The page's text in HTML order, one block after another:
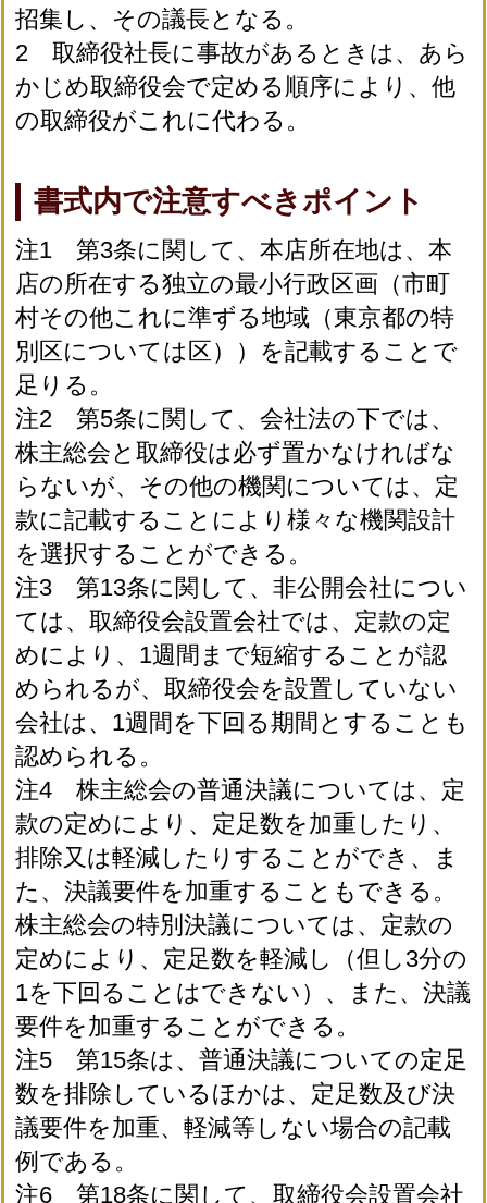
招集し、その議長となる。
2 取締役社長に事故があるときは、あら
かじめ取締役会で定める順序により、他
の取締役がこれに代わる。
書式内で注意すべきポイント
注1 第3条に関して、本店所在地は、本
店の所在する独立の最小行政区画（市町
村その他これに準ずる地域（東京都の特
別区については区））を記載することで
足りる。
注2 第5条に関して、会社法の下では、
株主総会と取締役は必ず置かなければな
らないが、その他の機関については、定
款に記載することにより様々な機関設計
を選択することができる。
注3 第13条に関して、非公開会社につい
ては、取締役会設置会社では、定款の定
めにより、1週間まで短縮することが認
められるが、取締役会を設置していない
会社は、1週間を下回る期間とすることも
認められる。
注4 株主総会の普通決議については、定
款の定めにより、定足数を加重したり、
排除又は軽減したりすることができ、ま
た、決議要件を加重することもできる。
株主総会の特別決議については、定款の
定めにより、定足数を軽減し（但し3分の
1を下回ることはできない）、また、決議
要件を加重することができる。
注5 第15条は、普通決議についての定足
数を排除しているほかは、定足数及び決
議要件を加重、軽減等しない場合の記載
例である。
注6 第18条に関して、取締役会設置会社